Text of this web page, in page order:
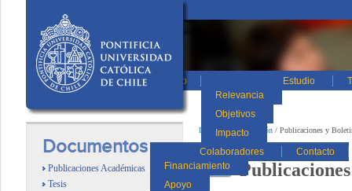
Inicio
Estudio
Relevancia
Objetivos
Impacto
Colaboradores
Financiamiento
Apoyo
Contacto
Documentos
Publicaciones Académicas
Tesis
Inicio/Documentación / Publicaciones y